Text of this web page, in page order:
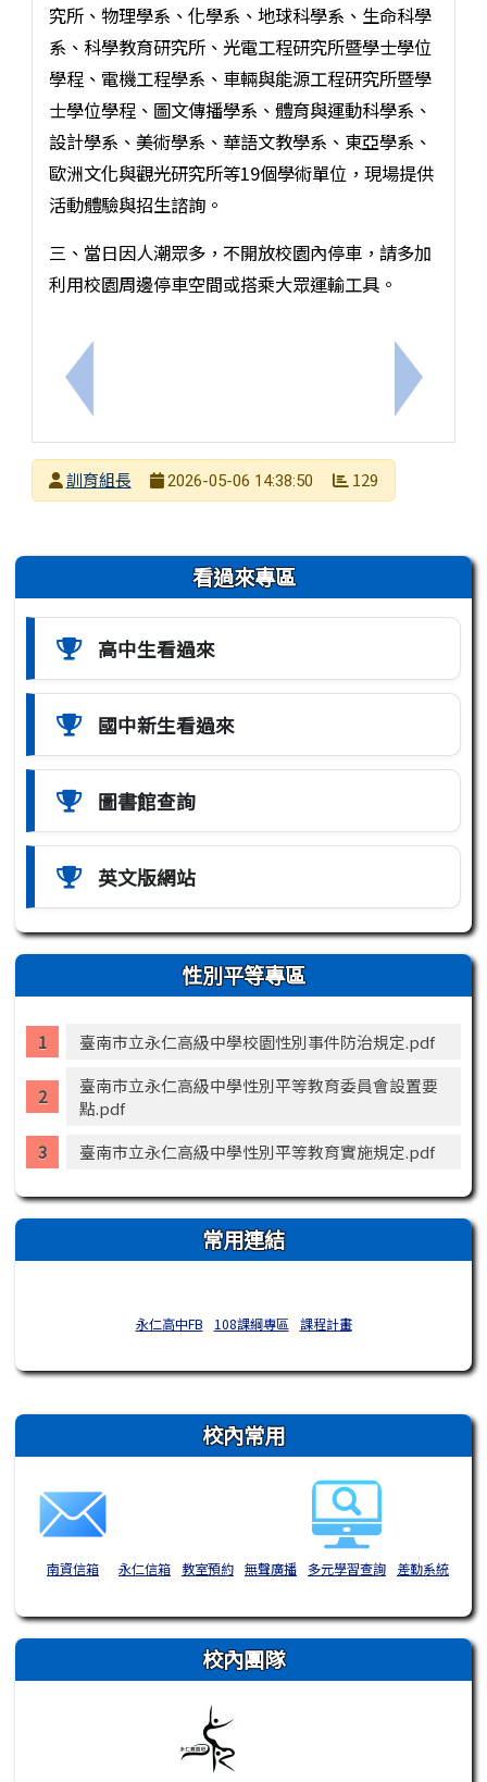
上一筆：邀請社團參加國立臺南大學「2026年阿勃
究所、物理學系、化學系、地球科學系、生命科學
系、科學教育研究所、光電工程研究所暨學士學位
學程、電機工程學系、車輛與能源工程研究所暨學
士學位學程、圖文傳播學系、體育與運動科學系、
設計學系、美術學系、華語文教學系、東亞學系、
歐洲文化與觀光研究所等19個學術單位，現場提供
活動體驗與招生諮詢。
三、當日因人潮眾多，不開放校園內停車，請多加
利用校園周邊停車空間或搭乘大眾運輸工具。
下一筆：
發布者
訓育組長
2026-05-06 14:38:50 129
左邊區域內容 看過來專區
高中生看過來
國中新生看過來
圖書館查詢
英文版網站
性別平等專區
臺南市立永仁高級中學校園性別事件防治規定.pdf
臺南市立永仁高級中學性別平等教育委員會設置要
點.pdf
臺南市立永仁高級中學性別平等教育實施規定.pdf
常用連結
永仁高中FB 108課綱專區 課程計畫
右邊區域內容 校內常用
南資信箱 永仁信箱 教室預約 無聲廣播 多元學習查詢 差勤系統
校內團隊